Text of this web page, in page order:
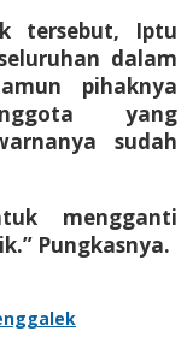
tersebut, Iptu
dalam
pihaknya
yang
sudah
mengganti
Pungkasnya.